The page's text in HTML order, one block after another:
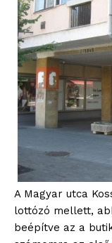
A Magyar utca
lottózó mellett,
beépítve az a